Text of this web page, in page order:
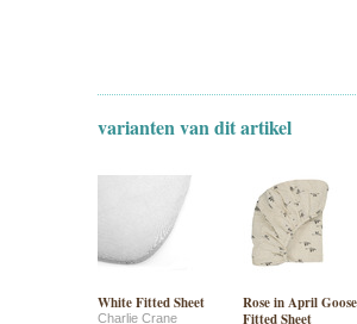
varianten van dit artikel
White Fitted Sheet
Charlie Crane
Rose in April Goose
Fitted Sheet